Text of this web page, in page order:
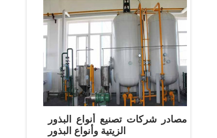
مصادر شركات تصنيع أنواع البذور
الزيتية وأنواع البذور